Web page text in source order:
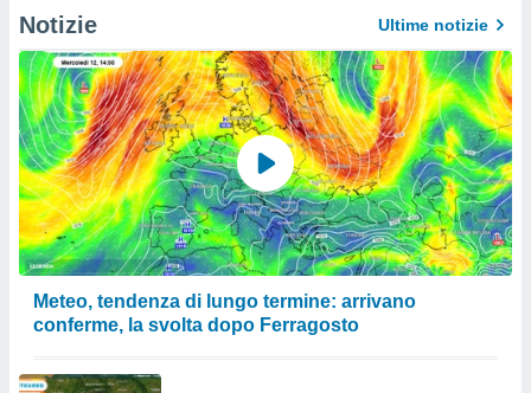
Notizie Ultime notizie
Meteo, tendenza di lungo termine: arrivano
conferme, la svolta dopo Ferragosto